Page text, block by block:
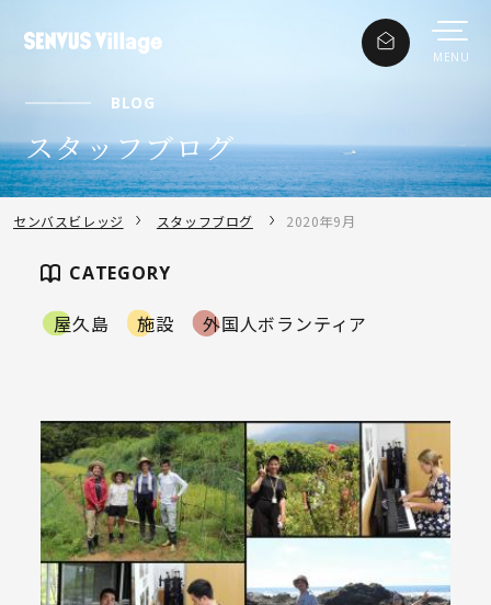
BLOG
スタッフブログ
センバスビレッジ スタッフブログ 2020年9月
CATEGORY
屋久島 施設 外国人ボランティア